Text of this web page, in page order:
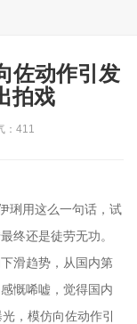
佐动作引发
拍戏
：411
琍用这么一句话，试
终还是徒劳无功。
滑趋势，从国内第
慨唏嘘，觉得国内
，模仿向佐动作引